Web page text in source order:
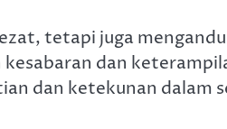
tetapi juga
dan
dan ketekunan dalam